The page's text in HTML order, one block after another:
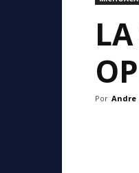
Por Andre